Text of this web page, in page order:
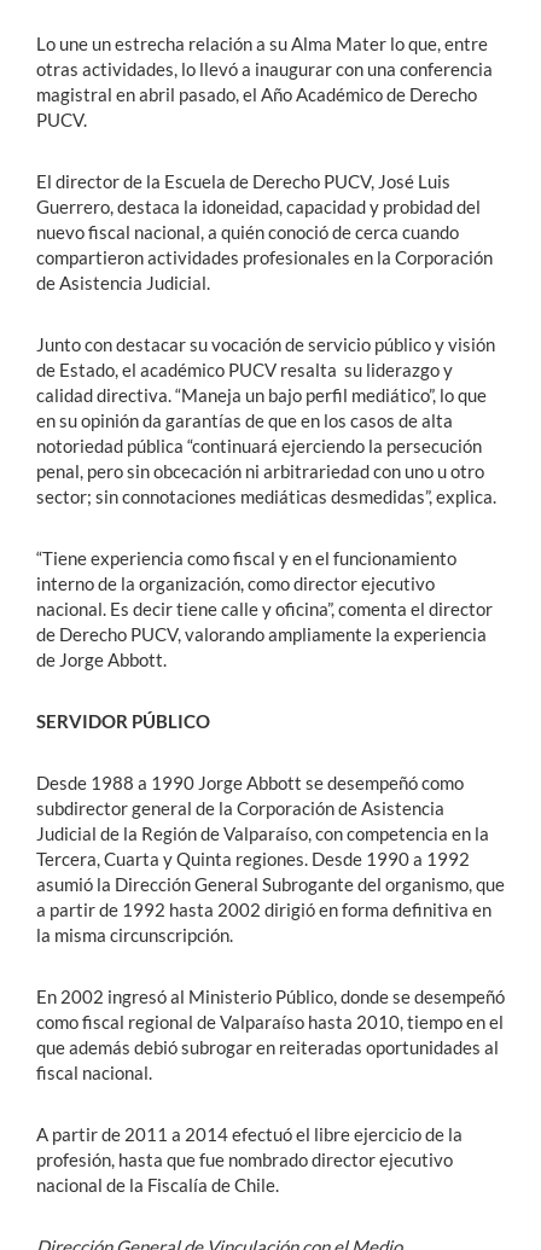
Lo une un estrecha relación a su Alma Mater lo que, entre
otras actividades, lo llevó a inaugurar con una conferencia
magistral en abril pasado, el Año Académico de Derecho
PUCV.
El director de la Escuela de Derecho PUCV, José Luis
Guerrero, destaca la idoneidad, capacidad y probidad del
nuevo fiscal nacional, a quién conoció de cerca cuando
compartieron actividades profesionales en la Corporación
de Asistencia Judicial.
Junto con destacar su vocación de servicio público y visión
de Estado, el académico PUCV resalta su liderazgo y
calidad directiva. “Maneja un bajo perfil mediático”, lo que
en su opinión da garantías de que en los casos de alta
notoriedad pública “continuará ejerciendo la persecución
penal, pero sin obcecación ni arbitrariedad con uno u otro
sector; sin connotaciones mediáticas desmedidas”, explica.
“Tiene experiencia como fiscal y en el funcionamiento
interno de la organización, como director ejecutivo
nacional. Es decir tiene calle y oficina”, comenta el director
de Derecho PUCV, valorando ampliamente la experiencia
de Jorge Abbott.
SERVIDOR PÚBLICO
Desde 1988 a 1990 Jorge Abbott se desempeñó como
subdirector general de la Corporación de Asistencia
Judicial de la Región de Valparaíso, con competencia en la
Tercera, Cuarta y Quinta regiones. Desde 1990 a 1992
asumió la Dirección General Subrogante del organismo, que
a partir de 1992 hasta 2002 dirigió en forma definitiva en
la misma circunscripción.
En 2002 ingresó al Ministerio Público, donde se desempeñó
como fiscal regional de Valparaíso hasta 2010, tiempo en el
que además debió subrogar en reiteradas oportunidades al
fiscal nacional.
A partir de 2011 a 2014 efectuó el libre ejercicio de la
profesión, hasta que fue nombrado director ejecutivo
nacional de la Fiscalía de Chile.